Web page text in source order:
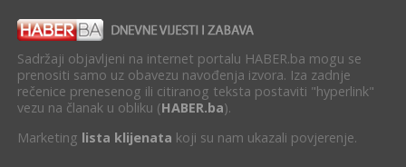
Sadržaji objavljeni na internet portalu HABER.ba mogu se
prenositi samo uz obavezu navođenja izvora. Iza zadnje
rečenice prenesenog ili citiranog teksta postaviti "hyperlink"
vezu na članak u obliku (HABER.ba).
Marketing lista klijenata koji su nam ukazali povjerenje.